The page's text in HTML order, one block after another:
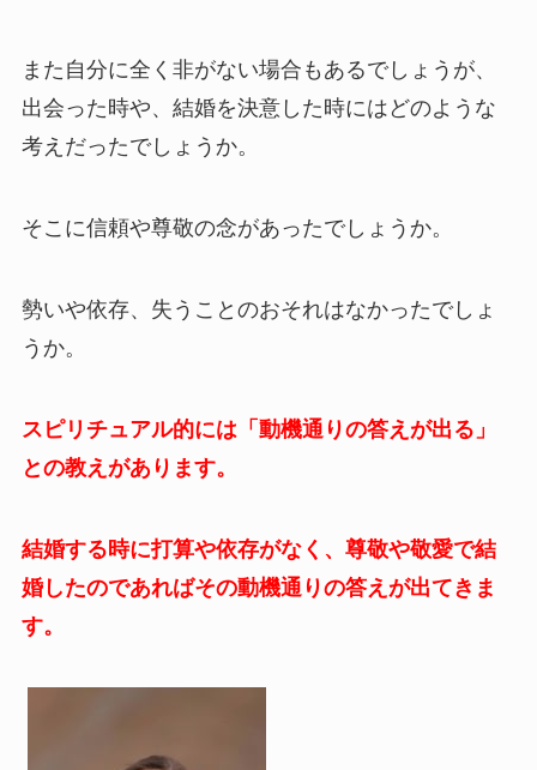
また自分に全く非がない場合もあるでしょうが、
出会った時や、結婚を決意した時にはどのような
考えだったでしょうか。
そこに信頼や尊敬の念があったでしょうか。
勢いや依存、失うことのおそれはなかったでしょ
うか。
スピリチュアル的には「動機通りの答えが出る」
との教えがあります。
結婚する時に打算や依存がなく、尊敬や敬愛で結
婚したのであればその動機通りの答えが出てきま
す。